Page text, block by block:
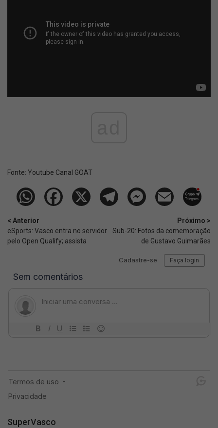
Fonte: Youtube Canal GOAT
< Anterior
eSports: Vasco entra no servidor
pelo Open Qualify; assista
Próximo >
Sub-20: Fotos da comemoração
de Gustavo Guimarães
SuperVasco